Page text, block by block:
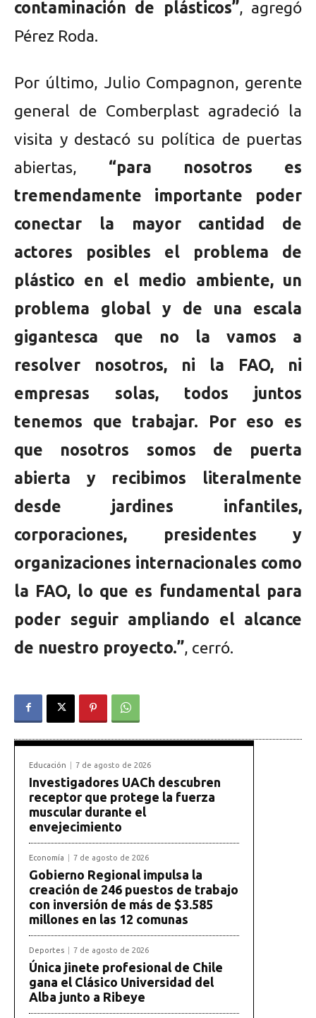
contaminación de plásticos”, agregó
Pérez Roda.
Por último, Julio Compagnon, gerente
general de Comberplast agradeció la
visita y destacó su política de puertas
abiertas, “para nosotros es
tremendamente importante poder
conectar la mayor cantidad de
actores posibles el problema de
plástico en el medio ambiente, un
problema global y de una escala
gigantesca que no la vamos a
resolver nosotros, ni la FAO, ni
empresas solas, todos juntos
tenemos que trabajar. Por eso es
que nosotros somos de puerta
abierta y recibimos literalmente
desde jardines infantiles,
corporaciones, presidentes y
organizaciones internacionales como
la FAO, lo que es fundamental para
poder seguir ampliando el alcance
de nuestro proyecto.”, cerró.
Educación 7 de agosto de 2026
Investigadores UACh descubren
receptor que protege la fuerza
muscular durante el
envejecimiento
Economía 7 de agosto de 2026
Gobierno Regional impulsa la
creación de 246 puestos de trabajo
con inversión de más de $3.585
millones en las 12 comunas
Deportes 7 de agosto de 2026
Única jinete profesional de Chile
gana el Clásico Universidad del
Alba junto a Ribeye